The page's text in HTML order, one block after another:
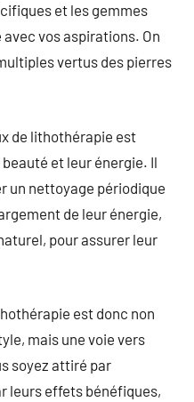
et les gemmes
vos aspirations. On
vertus des pierres
de lithothérapie est
et leur énergie. Il
un nettoyage périodique
de leur énergie,
pour assurer leur
est donc non
mais une voie vers
soyez attiré par
leurs effets bénéfiques,